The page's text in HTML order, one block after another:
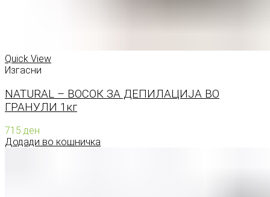
Quick View
Изгасни
NATURAL – ВОСОК ЗА ДЕПИЛАЦИЈА ВО
ГРАНУЛИ 1кг
715 ден
Додади во кошничка